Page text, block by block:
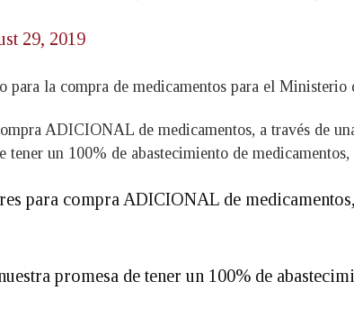
29, 2019
para la compra de medicamentos para el Ministerio
ADICIONAL de medicamentos, a través de
tener un 100% de abastecimiento de
para compra ADICIONAL de
promesa de tener un 100% de